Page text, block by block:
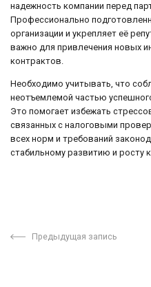
надежность компании перед
Профессионально
организации и укрепляет её
важно для привлечения новых
контрактов.
Необходимо учитывать, что
неотъемлемой частью
Это помогает избежать
связанных с налоговыми
всех норм и требований
стабильному развитию и росту
Предыдущая запись